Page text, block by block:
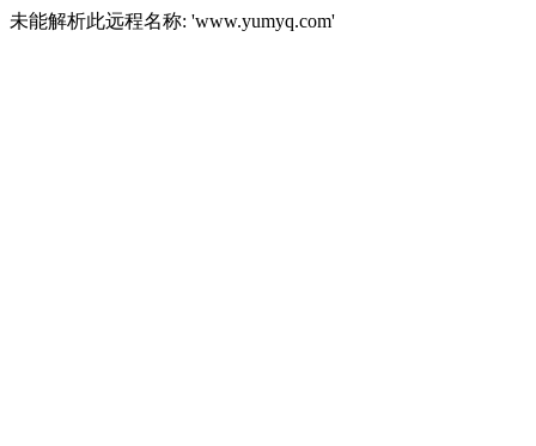
未能解析此远程名称: 'www.yumyq.com'